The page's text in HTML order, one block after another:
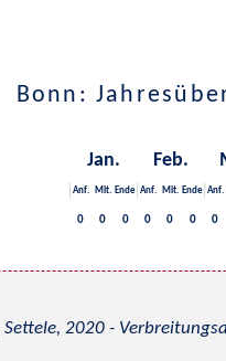
Bonn:
Jan. Feb.
Anf. Mit. Ende Anf. Mit. Ende Anf.
0 0 0 0 0 0 0
2020 -